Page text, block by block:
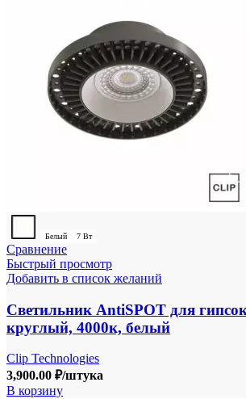
Белый 7 Вт
Сравнение
Быстрый просмотр
Добавить в список желаний
Светильник AntiSPOT для
круглый, 4000к, белый
Clip Technologies
3,900.00 ₽/штука
В корзину